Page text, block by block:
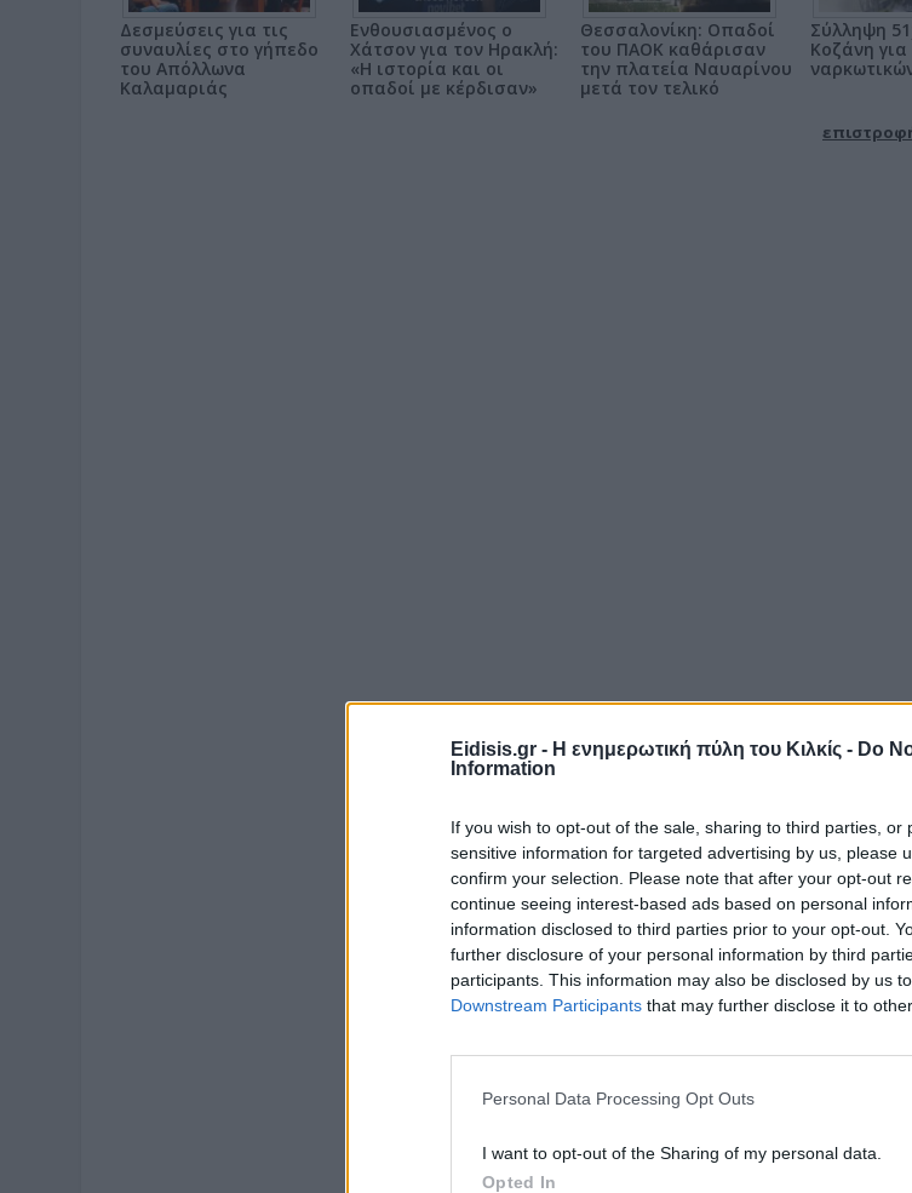
Eidisis.gr - Η ενημερωτική πύλη του Κιλκίς - Do
Information
If you wish to opt-out of the sale, sharing to third parties, or
sensitive information for targeted advertising by us, please
confirm your selection. Please note that after your opt-out
continue seeing interest-based ads based on personal
information disclosed to third parties prior to your opt-out.
further disclosure of your personal information by third
participants. This information may also be disclosed by us
Downstream Participants that may further disclose it to
Personal Data Processing Opt Outs
I want to opt-out of the Sharing of my personal data.
Opted In
Δεσμεύσεις για τις
συναυλίες στο γήπεδο
του Απόλλωνα
Καλαμαριάς
Ενθουσιασμένος ο
Χάτσον για τον Ηρακλή:
«Η ιστορία και οι
οπαδοί με κέρδισαν»
Θεσσαλονίκη: Οπαδοί
του ΠΑΟΚ καθάρισαν
την πλατεία Ναυαρίνου
μετά τον τελικό
Σύλληψη
Κοζάνη